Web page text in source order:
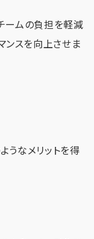
ームの負担を軽減
ンスを向上させま
うなメリットを得